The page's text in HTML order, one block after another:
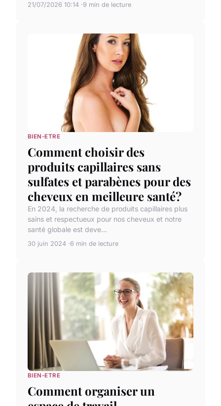
21/07/2026 10:14 9 min de lecture
BIEN-ETRE
Comment choisir des
produits capillaires sans
sulfates et parabènes pour des
cheveux en meilleure santé?
En 2024, la recherche de produits capillaires plus
sains et respectueux pour nos cheveux et notre
santé globale est deve...
30 juin 2024 6 min de lecture
BIEN-ETRE
Comment organiser un